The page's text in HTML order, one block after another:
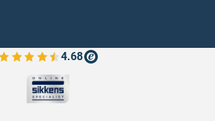
4.68
Bekijk de verfplaza beoordelingen